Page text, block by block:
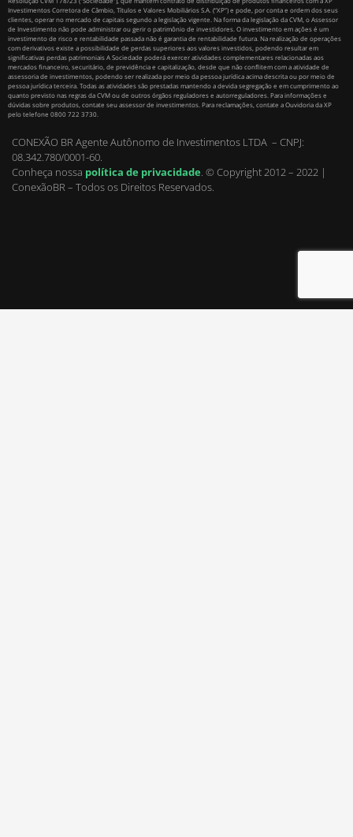
Investimentos Corretora de Câmbio, Títulos e Valores Mobiliários S.A. (“XP”) e pode, por conta e ordem dos seus
clientes, operar no mercado de capitais segundo a legislação vigente. Na forma da legislação da CVM, o Assessor
de Investimento não pode administrar ou gerir o patrimônio de investidores. O investimento em ações é um
investimento de risco e rentabilidade passada não é garantia de rentabilidade futura. Na realização de operações
com derivativos existe a possibilidade de perdas superiores aos valores investidos, podendo resultar em
significativas perdas patrimoniais A Sociedade poderá exercer atividades complementares relacionadas aos
mercados financeiro, securitário, de previdência e capitalização, desde que não conflitem com a atividade de
assessoria de investimentos, podendo ser realizada por meio da pessoa jurídica acima descrita ou por meio de
pessoa jurídica terceira. Todas as atividades são prestadas mantendo a devida segregação e em cumprimento ao
quanto previsto nas regras da CVM ou de outros órgãos reguladores e autorreguladores. Para informações e
dúvidas sobre produtos, contate seu assessor de investimentos. Para reclamações, contate a Ouvidoria da XP
pelo telefone 0800 722 3730.
CONEXÃO BR Agente Autônomo de Investimentos LTDA – CNPJ:
08.342.780/0001-60.
Conheça nossa política de privacidade. © Copyright 2012 – 2022 |
ConexãoBR – Todos os Direitos Reservados.